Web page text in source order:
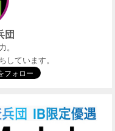
団
。
しています。